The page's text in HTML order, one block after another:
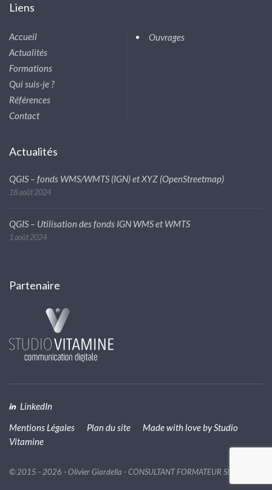
Liens
Accueil
Actualités
Formations
Qui suis-je ?
Références
Contact
Ouvrages
Actualités
QGIS – fonds WMS/WMTS (IGN) et XYZ (OpenStreetmap)
18 août 2024
QGIS – Utilisation des fonds IGN WMS et WMTS
1 août 2024
Partenaire
LinkedIn
Mentions Légales
Plan du site Made with love byStudio
Vitamine
© 2015 - 2026 - Olivier Giardella - CONSULTANT FORMATEUR SIG